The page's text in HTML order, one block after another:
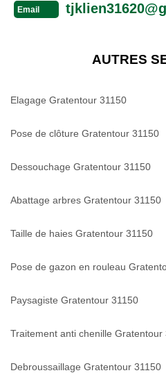
Email
AUTRES
Elagage Gratentour 31150
Pose de clôture Gratentour 31150
Dessouchage Gratentour 31150
Abattage arbres Gratentour 31150
Taille de haies Gratentour 31150
Pose de gazon en rouleau
Paysagiste Gratentour 31150
Traitement anti chenille Gratentour
Debroussaillage Gratentour 31150